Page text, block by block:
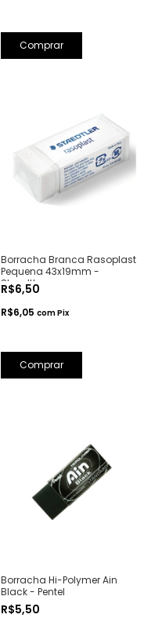
Borracha Branca Rasoplast
Pequena 43x19mm -
Staedtler
R$6,50
R$6,05 comPix
Borracha Hi-Polymer Ain
Black - Pentel
R$5,50